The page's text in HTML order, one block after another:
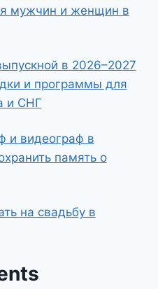
мужчин и женщин в
в 2026–2027
и программы для
и СНГ
и видеограф в
память о
на свадьбу в